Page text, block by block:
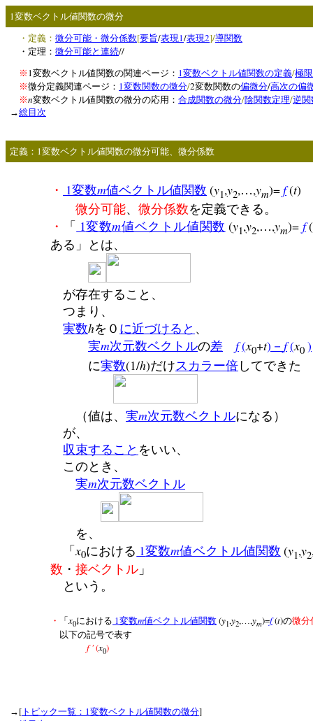
1変数ベクトル値関数の微分
・定義： 微分可能・微分係数[要旨/表現1/表現2]/導関数
・定理： 微分可能と連続//
※ 1変数ベクトル値関数の関連ページ： 1変数ベクトル値関数の定義/極限
※微分定義関連ページ： 1変数関数の微分/2変数関数の偏微分/高次の偏
※n変数ベクトル値関数の微分の応用： 合成関数の微分/陰関数定理/逆関
→総目次
定義： 1変数ベクトル値関数の微分可能、微分係数
・ 1変数m値ベクトル値関数 (y1,y2,…,ym)=f(t)
微分可能、 微分係数を定義できる。
・
「 1変数m値ベクトル値関数 (y1,y2,…,ym)= f(
ある」とは、
が存在すること、
つまり、
実数hを０ に近づけると 、
実m次元数ベクトルの差 f(x0+t) － f(x0 )
に実数(1/h)だけ スカラー倍 してできた
（値は、 実m次元数ベクトルになる）
が、
収束すること をいい、
このとき、
実m次元数ベクトル
を、
「x0における 1変数m値ベクトル値関数 (y1,y2
数 ・ 接ベクトル 」
という。
・ 「x0における 1変数m値ベクトル値関数 (y1,y2,…,ym)=f(t)の微分
以下の記号で表す
f '(x0)
→ [ トピック一覧： 1変数ベクトル値関数の微分]